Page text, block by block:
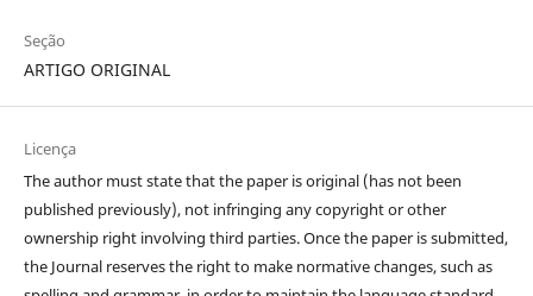
Seção
ARTIGO ORIGINAL
Licença
The author must state that the paper is original (has not been
published previously), not infringing any copyright or other
ownership right involving third parties. Once the paper is submitted,
the Journal reserves the right to make normative changes, such as